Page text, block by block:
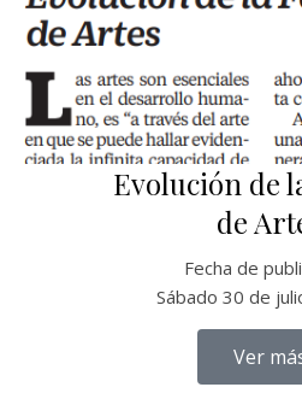
Evolución de
de
Fecha de
Sábado 30 de
Ver